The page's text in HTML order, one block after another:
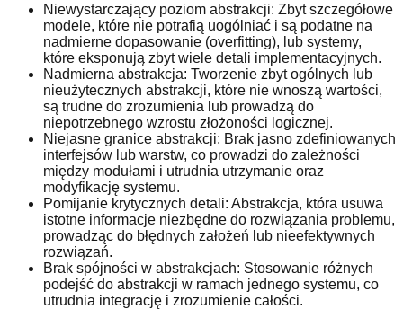
Niewystarczający poziom abstrakcji: Zbyt szczegółowe
modele, które nie potrafią uogólniać i są podatne na
nadmierne dopasowanie (overfitting), lub systemy,
które eksponują zbyt wiele detali implementacyjnych.
Nadmierna abstrakcja: Tworzenie zbyt ogólnych lub
nieużytecznych abstrakcji, które nie wnoszą wartości,
są trudne do zrozumienia lub prowadzą do
niepotrzebnego wzrostu złożoności logicznej.
Niejasne granice abstrakcji: Brak jasno zdefiniowanych
interfejsów lub warstw, co prowadzi do zależności
między modułami i utrudnia utrzymanie oraz
modyfikację systemu.
Pomijanie krytycznych detali: Abstrakcja, która usuwa
istotne informacje niezbędne do rozwiązania problemu,
prowadząc do błędnych założeń lub nieefektywnych
rozwiązań.
Brak spójności w abstrakcjach: Stosowanie różnych
podejść do abstrakcji w ramach jednego systemu, co
utrudnia integrację i zrozumienie całości.